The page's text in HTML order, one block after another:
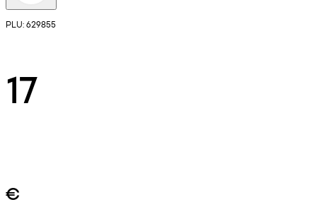
PLU: 629855
17
€